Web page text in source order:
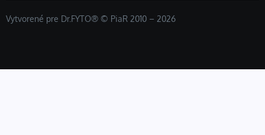
Vytvorené pre Dr.FYTO® © PiaR 2010 – 2026